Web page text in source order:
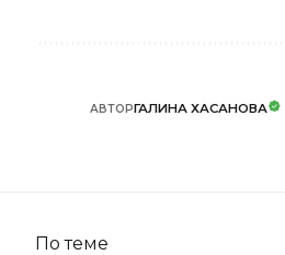
АВТОРГАЛИНА ХАСАНОВА
По теме